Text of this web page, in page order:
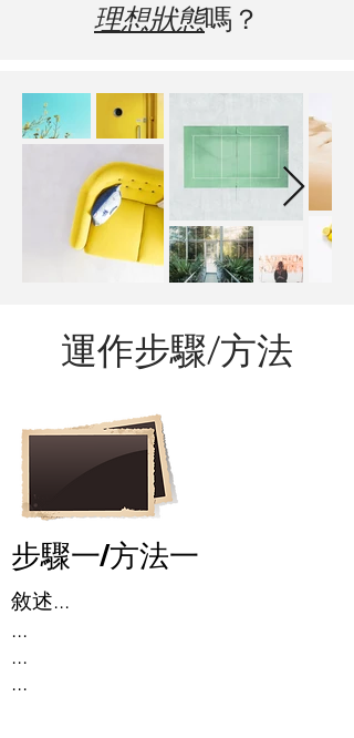
理想狀態嗎？
​運作步驟/方法
​步驟一/方法一
敘述...
...
...
...